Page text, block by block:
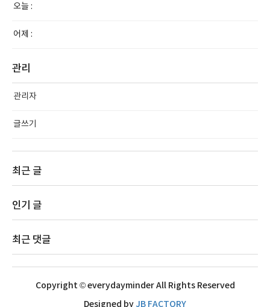
오늘 :
어제 :
관리
관리자
글쓰기
최근 글
인기 글
최근 댓글
Copyright © everydayminder All Rights Reserved
Designed byJB FACTORY